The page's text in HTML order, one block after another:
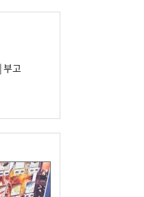
부산…
, 해양
정에 막
|부고